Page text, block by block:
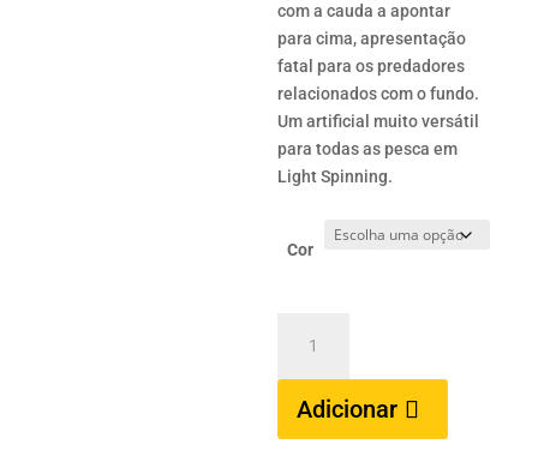
com a cauda a apontar
para cima, apresentação
fatal para os predadores
relacionados com o fundo.
Um artificial muito versátil
para todas as pesca em
Light Spinning.
Cor
HERAKLES
Hybrid
4,2
Adicionar